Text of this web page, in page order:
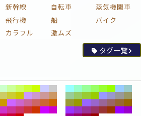
新幹線 自転車
蒸気機関車
飛行機 船
バイク
カラフル 激ムズ
タグ一覧